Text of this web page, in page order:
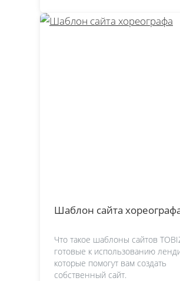
Шаблон сайта
Что такое шаблоны сайтов
готовые к использованию
которые помогут вам создать
собственный сайт.